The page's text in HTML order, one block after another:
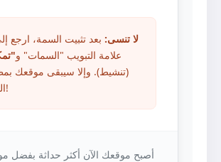
💡 لا تنسى: بعد تثبيت السمة، ارجع
علامة التبويب "السمات" و
(تنشيط). وإلا سيبقى موقعك
القديم!
أصبح موقعك الآن أكثر حداثة بفضل